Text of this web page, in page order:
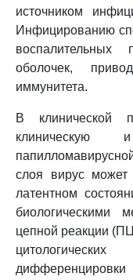
источником
Инфицированию
оболочек,
иммунитета.
В клинической
клиническую
слоя вирус может
латентном
биологическими
цепной реакции